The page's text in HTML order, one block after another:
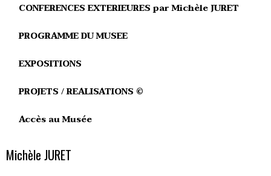
CONFERENCES EXTERIEURES par Michèle JURET
PROGRAMME DU MUSEE
EXPOSITIONS
PROJETS / REALISATIONS ©
Accès au Musée
Michèle JURET